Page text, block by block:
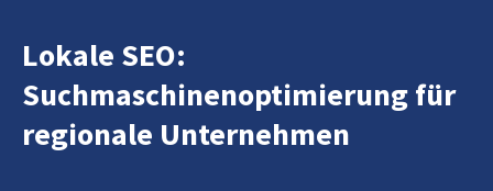
Lokale SEO:
Suchmaschinenoptimierung für
regionale Unternehmen